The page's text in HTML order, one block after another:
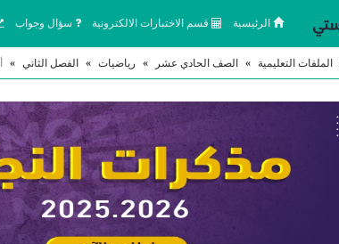
الرئيسية قسم الاختبارات الالكترونية سؤال وجواب
الملفات التعليمية » الصف الحادي عشر » رياضيات » الفصل الثاني »